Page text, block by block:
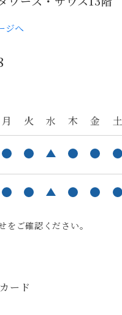
ジへ
月 火 水 木 金 土
ご確認ください。
ード